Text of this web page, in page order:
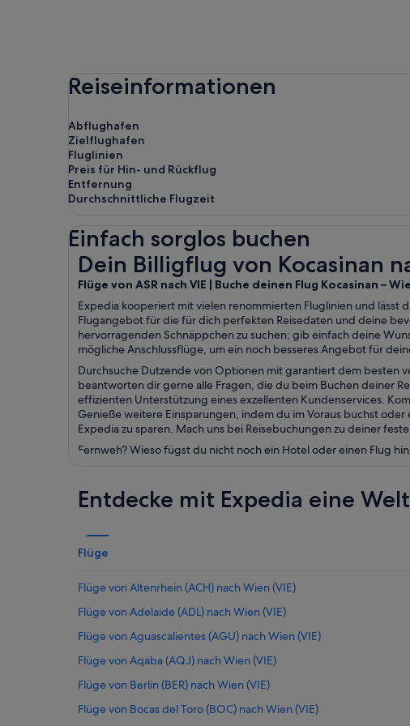
Reiseinformationen
Abflughafen
Zielflughafen
Fluglinien
Preis für Hin- und Rückflug
Entfernung
Durchschnittliche Flugzeit
Einfach sorglos buchen
Dein Billigflug von Kocasinan
Flüge von ASR nach VIE | Buche deinen Flug Kocasinan –
Expedia kooperiert mit vielen renommierten Fluglinien und lässt
Flugangebot für die für dich perfekten Reisedaten und deine
hervorragenden Schnäppchen zu suchen; gib einfach deine
mögliche Anschlussflüge, um ein noch besseres Angebot für
Durchsuche Dutzende von Optionen mit garantiert dem besten
beantworten dir gerne alle Fragen, die du beim Buchen deiner
effizienten Unterstützung eines exzellenten Kundenservices.
Genieße weitere Einsparungen, indem du im Voraus buchst
Expedia zu sparen. Mach uns bei Reisebuchungen zu deiner
Fernweh? Wieso fügst du nicht noch ein Hotel oder einen Flug
Dein Billigflug von Kocasinan nach Wien
Entdecke mit Expedia eine
Flüge
Flüge von Altenrhein (ACH) nach Wien (VIE)
Flüge von Adelaide (ADL) nach Wien (VIE)
Flüge von Aguascalientes (AGU) nach Wien (VIE)
Flüge von Aqaba (AQJ) nach Wien (VIE)
Flüge von Berlin (BER) nach Wien (VIE)
Flüge von Bocas del Toro (BOC) nach Wien (VIE)